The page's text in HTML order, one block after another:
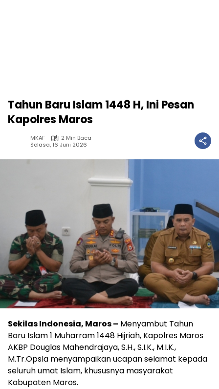
Tahun Baru Islam 1448 H, Ini Pesan
Kapolres Maros
MKAF
2 Min Baca
Selasa, 16 Juni 2026
Sekilas Indonesia, Maros – Menyambut Tahun
Baru Islam 1 Muharram 1448 Hijriah, Kapolres Maros
AKBP Douglas Mahendrajaya, S.H., S.I.K., M.I.K.,
M.Tr.Opsla menyampaikan ucapan selamat kepada
seluruh umat Islam, khususnya masyarakat
Kabupaten Maros.